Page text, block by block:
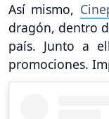
Así mismo,
dragón, dentro
país. Junto a
promociones.